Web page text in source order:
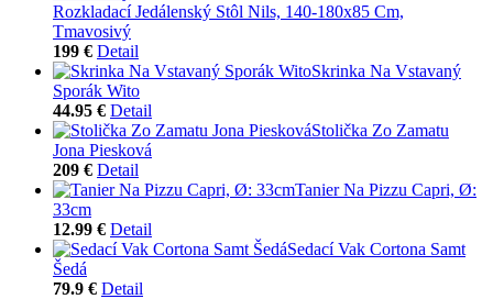
Rozkladací Jedálenský Stôl Nils, 140-180x85 Cm,
Tmavosivý
199 € Detail
Skrinka Na Vstavaný
Sporák Wito
44.95 € Detail
Stolička Zo Zamatu
Jona Piesková
209 € Detail
Tanier Na Pizzu Capri, Ø:
33cm
12.99 € Detail
Sedací Vak Cortona Samt
Šedá
79.9 € Detail